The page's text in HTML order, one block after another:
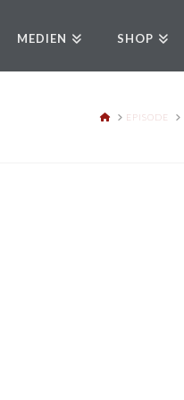
MEDIEN SHOP
HOMEEPISODE